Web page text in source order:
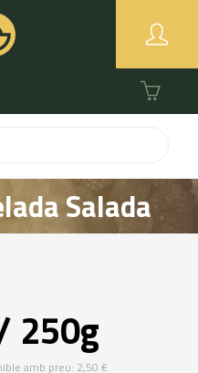
Salada
250g
amb preu: 2,50 €